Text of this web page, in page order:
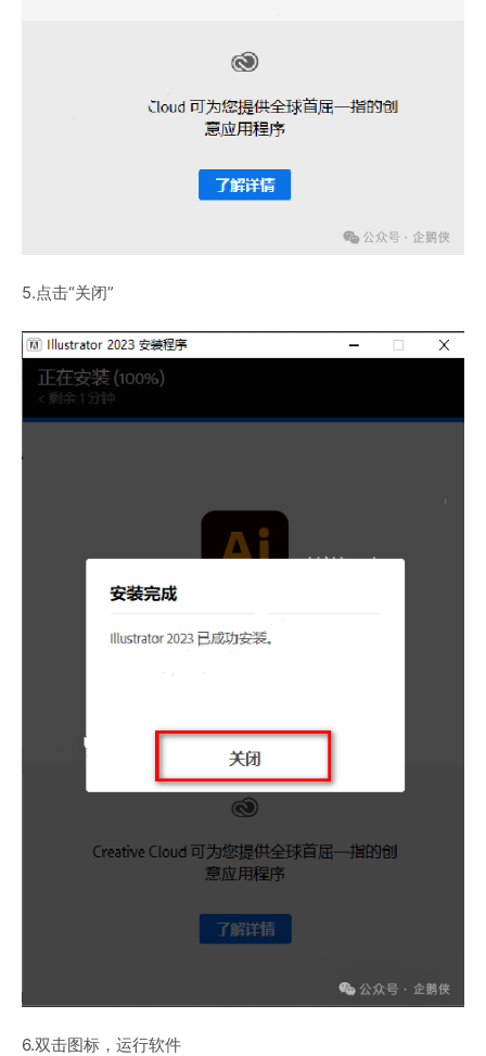
5.点击“关闭”
6.双击图标，运行软件